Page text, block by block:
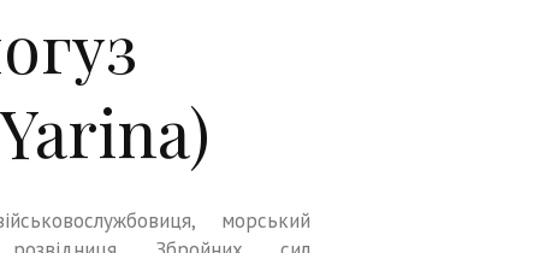
морський